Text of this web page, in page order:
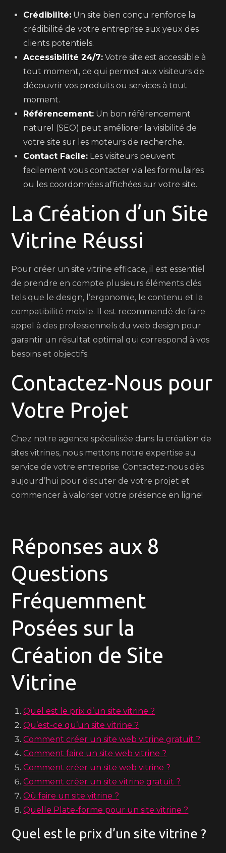
Crédibilité: Un site bien conçu renforce la
crédibilité de votre entreprise aux yeux des
clients potentiels.
Accessibilité 24/7: Votre site est accessible à
tout moment, ce qui permet aux visiteurs de
découvrir vos produits ou services à tout
moment.
Référencement: Un bon référencement
naturel (SEO) peut améliorer la visibilité de
votre site sur les moteurs de recherche.
Contact Facile: Les visiteurs peuvent
facilement vous contacter via les formulaires
ou les coordonnées affichées sur votre site.
La Création d’un Site
Vitrine Réussi
Pour créer un site vitrine efficace, il est essentiel
de prendre en compte plusieurs éléments clés
tels que le design, l’ergonomie, le contenu et la
compatibilité mobile. Il est recommandé de faire
appel à des professionnels du web design pour
garantir un résultat optimal qui correspond à vos
besoins et objectifs.
Contactez-Nous pour
Votre Projet
Chez notre agence spécialisée dans la création de
sites vitrines, nous mettons notre expertise au
service de votre entreprise. Contactez-nous dès
aujourd’hui pour discuter de votre projet et
commencer à valoriser votre présence en ligne!
Réponses aux 8
Questions
Fréquemment
Posées sur la
Création de Site
Vitrine
Quel est le prix d’un site vitrine ?
Qu’est-ce qu’un site vitrine ?
Comment créer un site web vitrine gratuit ?
Comment faire un site web vitrine ?
Comment créer un site web vitrine ?
Comment créer un site vitrine gratuit ?
Où faire un site vitrine ?
Quelle Plate-forme pour un site vitrine ?
Quel est le prix d’un site vitrine ?